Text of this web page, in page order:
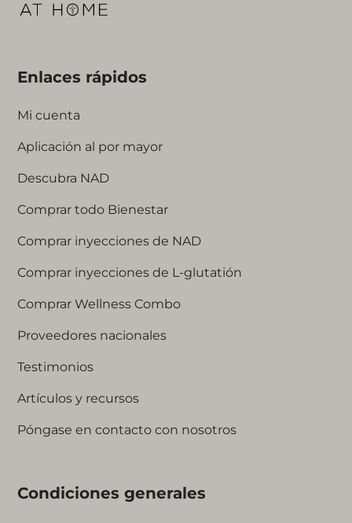
Enlaces rápidos
Mi cuenta
Aplicación al por mayor
Descubra NAD
Comprar todo Bienestar
Comprar inyecciones de NAD
Comprar inyecciones de L-glutatión
Comprar Wellness Combo
Proveedores nacionales
Testimonios
Artículos y recursos
Póngase en contacto con nosotros
Condiciones generales